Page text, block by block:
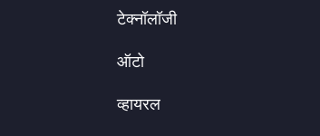
टेक्नॉलॉजी
ऑटो
व्हायरल